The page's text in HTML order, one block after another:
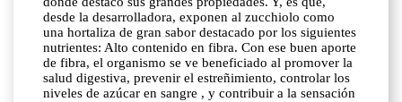
desde la desarrolladora, exponen al zucchiolo como
una hortaliza de gran sabor destacado por los siguientes
nutrientes: Alto contenido en fibra. Con ese buen aporte
de fibra, el organismo se ve beneficiado al promover la
salud digestiva, prevenir el estreñimiento, controlar los
niveles de azúcar en sangre , y contribuir a la sensación